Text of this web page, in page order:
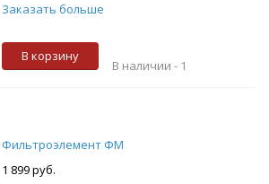
Заказать больше
В корзину
В наличии - 1
Фильтроэлемент ФМ
1 899 руб.